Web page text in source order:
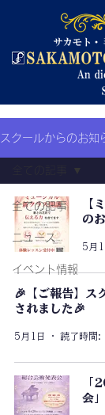
スクールからのお知
全ての記事
ニュース
イベント情報
【
の
5月
🎉【ご報告】ス
されました🎉
5月1日 読了時間:
「
会